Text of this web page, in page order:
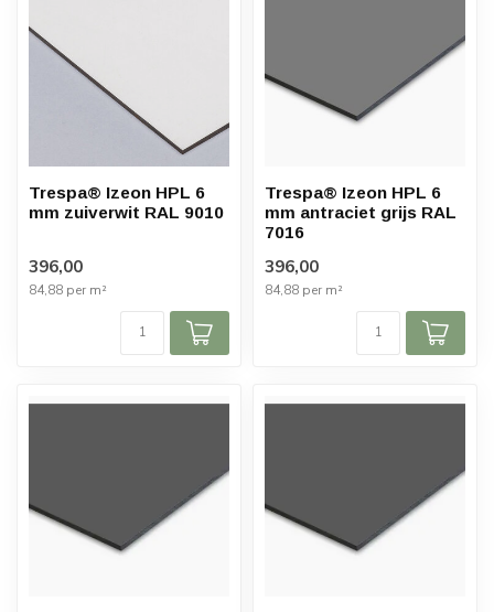
Trespa® Izeon HPL 6
mm zuiverwit RAL 9010
396,00
84,88 per m²
Trespa® Izeon HPL 6
mm antraciet grijs RAL
7016
396,00
84,88 per m²